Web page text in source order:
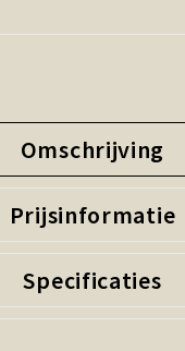
Omschrijving
Prijsinformatie
Specificaties